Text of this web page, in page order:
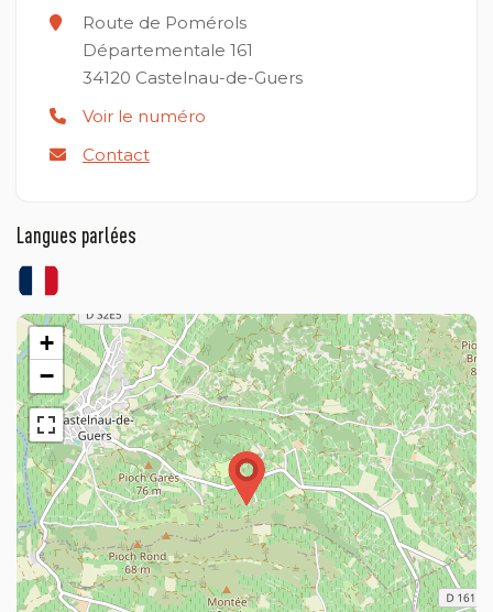
Route de Pomérols
Départementale 161
34120 Castelnau-de-Guers
Voir le numéro
Contact
Langues parlées
+
−